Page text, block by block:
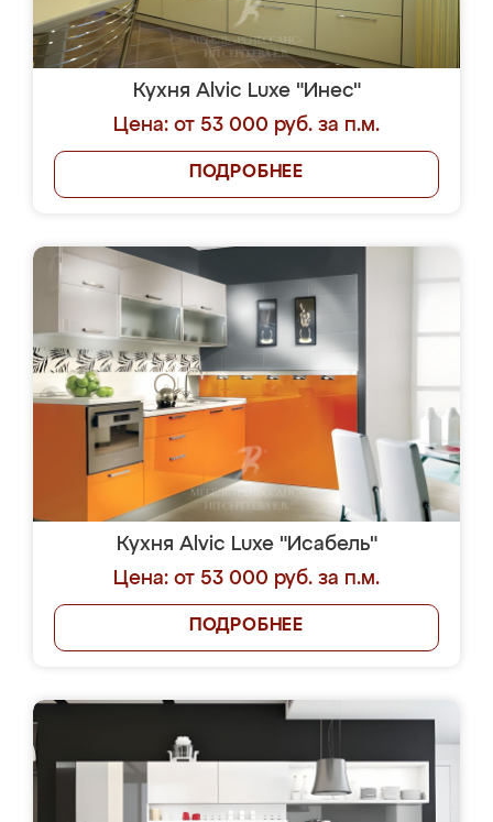
Кухня Alvic Luxe "Инес"
Цена: от 53 000 руб. за п.м.
ПОДРОБНЕЕ
Кухня Alvic Luxe "Исабель"
Цена: от 53 000 руб. за п.м.
ПОДРОБНЕЕ